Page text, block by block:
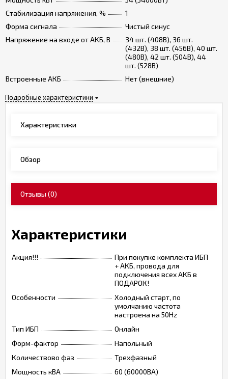
Стабилизация напряжения, %
1
Форма сигнала
Чистый синус
Напряжение на входе от АКБ, В
34 шт. (408В), 36 шт.
(432В), 38 шт. (456В), 40 шт.
(480В), 42 шт. (504В), 44
шт. (528В)
Встроенные АКБ
Нет (внешние)
Подробные характеристики
Характеристики
Обзор
Отзывы(0)
Характеристики
Акция!!!
При покупке комплекта ИБП
+ АКБ, провода для
подключения всех АКБ в
ПОДАРОК!
Особенности
Холодный старт, по
умолчанию частота
настроена на 50Hz
Тип ИБП
Онлайн
Форм-фактор
Напольный
Количествово фаз
Трехфазный
Мощность кВА
60 (60000ВА)